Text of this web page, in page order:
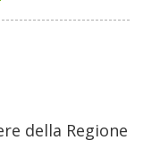
della Regione